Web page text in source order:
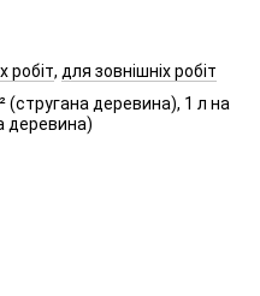
робіт, для зовнішніх робіт
(стругана деревина), 1 л на
деревина)